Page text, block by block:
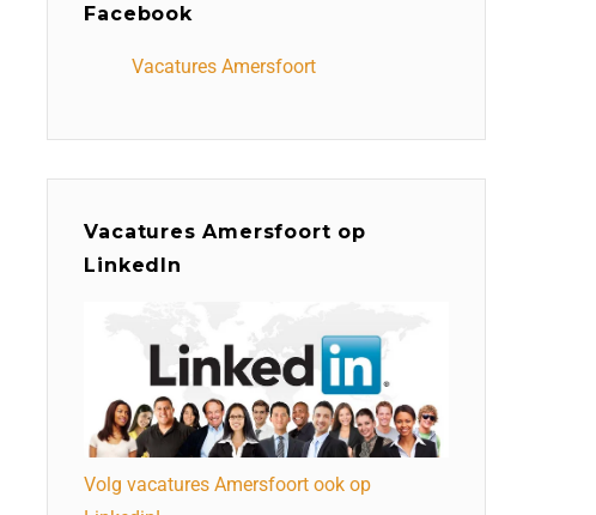
Facebook
Vacatures Amersfoort
Vacatures Amersfoort op
LinkedIn
Volg vacatures Amersfoort ook op